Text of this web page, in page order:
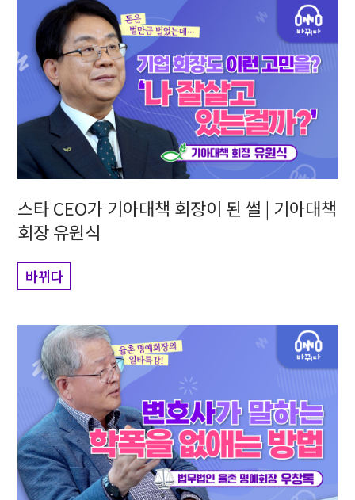
스타 CEO가 기아대책 회장이 된 썰 | 기아대책
회장 유원식
바뀌다